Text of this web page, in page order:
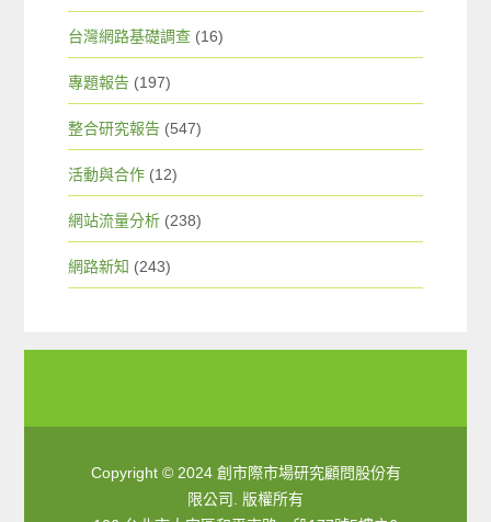
台灣網路基礎調查 (16)
專題報告 (197)
整合研究報告 (547)
活動與合作 (12)
網站流量分析 (238)
網路新知 (243)
Copyright © 2024 創市際市場研究顧問股份有
限公司. 版權所有